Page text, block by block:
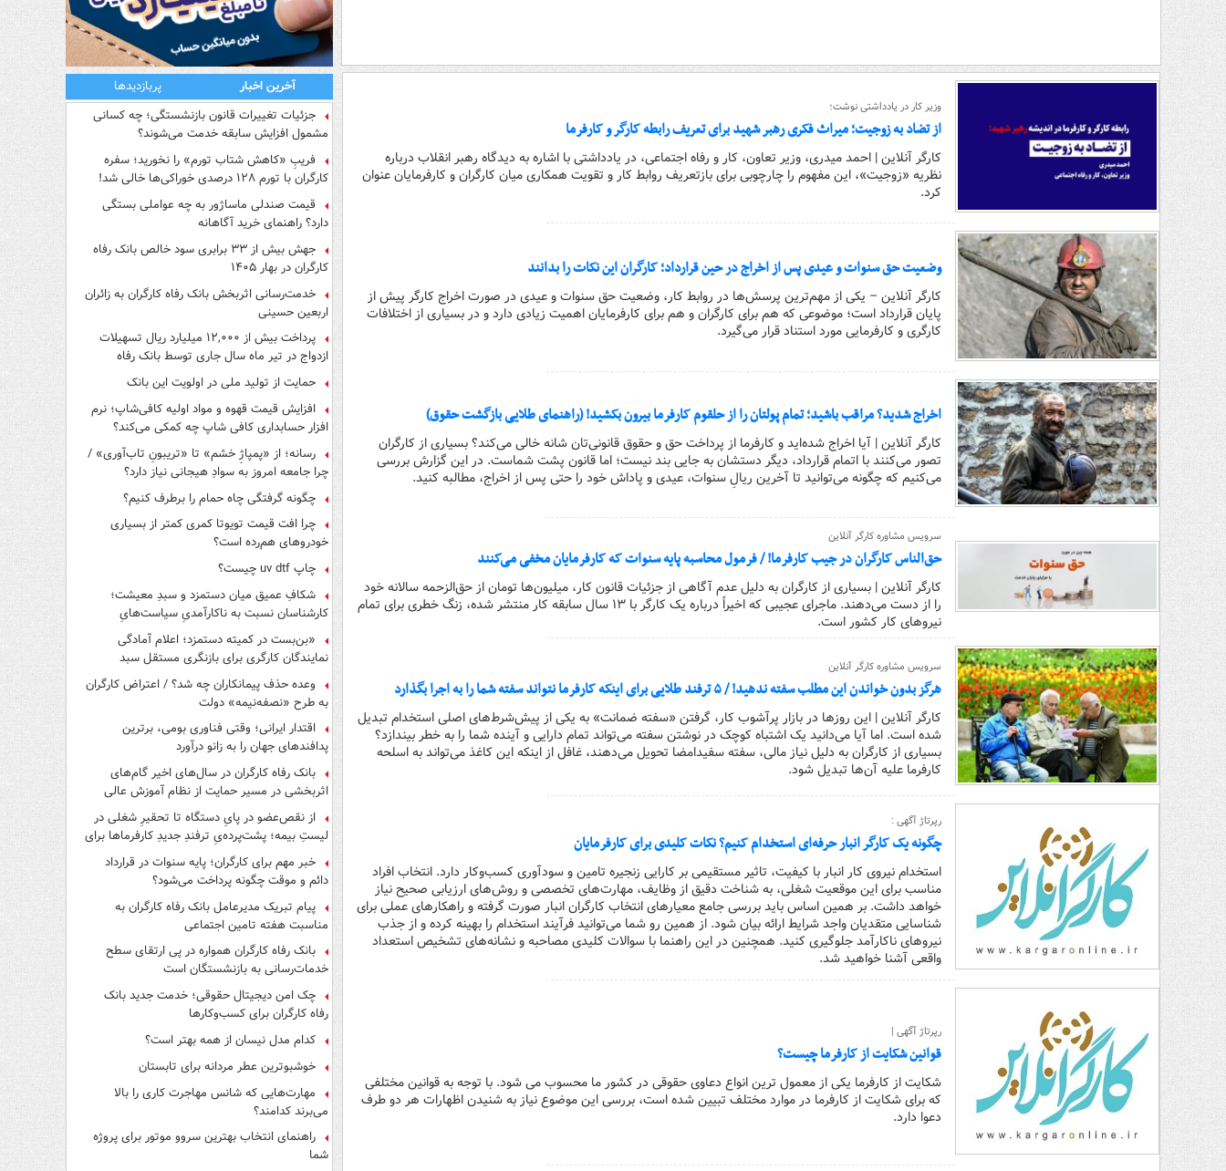
وزیر کار در یادداشتی نوشت؛
از تضاد به زوجیت؛ میراث فکری رهبر شهید برای تعریف رابطه کارگر و کارفرما
کارگر آنلاین | احمد میدری، وزیر تعاون، کار و رفاه اجتماعی، در یادداشتی با اشاره به دیدگاه رهبر انقلاب درباره
نظریه «زوجیت»، این مفهوم را چارچوبی برای بازتعریف روابط کار و تقویت همکاری میان کارگران و کارفرمایان عنوان
کرد.
وضعیت حق سنوات و عیدی پس از اخراج در حین قرارداد؛ کارگران این نکات را بدانند
کارگر آنلاین – یکی از مهم‌ترین پرسش‌ها در روابط کار، وضعیت حق سنوات و عیدی در صورت اخراج کارگر پیش از
پایان قرارداد است؛ موضوعی که هم برای کارگران و هم برای کارفرمایان اهمیت زیادی دارد و در بسیاری از اختلافات
کارگری و کارفرمایی مورد استناد قرار می‌گیرد.
اخراج شدید؟ مراقب باشید؛ تمام پولتان را از حلقوم کارفرما بیرون بکشید! (راهنمای طلایی بازگشت حقوق)
کارگر آنلاین | آیا اخراج شده‌اید و کارفرما از پرداخت حق و حقوق قانونی‌تان شانه خالی می‌کند؟ بسیاری از کارگران
تصور می‌کنند با اتمام قرارداد، دیگر دستشان به جایی بند نیست؛ اما قانون پشت شماست. در این گزارش بررسی
می‌کنیم که چگونه می‌توانید تا آخرین ریالِ سنوات، عیدی و پاداش خود را حتی پس از اخراج، مطالبه کنید.
سرویس مشاوره کارگر آنلاین
حق‌الناس کارگران در جیب کارفرما! / فرمول محاسبه پایه سنوات که کارفرمایان مخفی می‌کنند
کارگر آنلاین | بسیاری از کارگران به دلیل عدم آگاهی از جزئیات قانون کار، میلیون‌ها تومان از حق‌الزحمه سالانه خود
را از دست می‌دهند. ماجرای عجیبی که اخیراً درباره یک کارگر با ۱۳ سال سابقه کار منتشر شده، زنگ خطری برای تمام
نیروهای کار کشور است.
سرویس مشاوره کارگر آنلاین
هرگز بدون خواندن این مطلب سفته ندهید! / ۵ ترفند طلایی برای اینکه کارفرما نتواند سفته شما را به اجرا بگذارد
کارگر آنلاین | این روزها در بازار پرآشوب کار، گرفتن «سفته ضمانت» به یکی از پیش‌شرط‌های اصلی استخدام تبدیل
شده است. اما آیا می‌دانید یک اشتباه کوچک در نوشتن سفته می‌تواند تمام دارایی و آینده شما را به خطر بیندازد؟
بسیاری از کارگران به دلیل نیاز مالی، سفته سفیدامضا تحویل می‌دهند، غافل از اینکه این کاغذ می‌تواند به اسلحه
کارفرما علیه آن‌ها تبدیل شود.
رپرتاژ آگهی :
چگونه یک کارگر انبار حرفه‌ای استخدام کنیم؟ نکات کلیدی برای کارفرمایان
استخدام نیروی کار انبار با کیفیت، تاثیر مستقیمی بر کارایی زنجیره تامین و سودآوری کسب‌وکار دارد. انتخاب افراد
مناسب برای این موقعیت شغلی، به شناخت دقیق از وظایف، مهارت‌های تخصصی و روش‌های ارزیابی صحیح نیاز
خواهد داشت. بر همین اساس باید بررسی جامع معیارهای انتخاب کارگران انبار صورت گرفته و راهکارهای عملی برای
شناسایی متقدیان واجد شرایط ارائه بیان شود. از همین رو شما می‌توانید فرآیند استخدام را بهینه کرده و از جذب
نیروهای ناکارآمد جلوگیری کنید. همچنین در این راهنما با سوالات کلیدی مصاحبه و نشانه‌های تشخیص استعداد
واقعی آشنا خواهید شد.
رپرتاژ آگهی |
قوانین شکایت از کارفرما چیست؟
شکایت از کارفرما یکی از معمول ترین انواع دعاوی حقوقی در کشور ما محسوب می شود. با توجه به قوانین مختلفی
که برای شکایت از کارفرما در موارد مختلف تبیین شده است، بررسی این موضوع نیاز به شنیدن اظهارات هر دو طرف
دعوا دارد.
آخرین اخبار
پربازدیدها
جزئیات تغییرات قانون بازنشستگی؛ چه کسانی
مشمول افزایش سابقه خدمت می‌شوند؟
فریبِ «کاهش شتاب تورم» را نخورید؛ سفره
کارگران با تورم ۱۲۸ درصدی خوراکی‌ها خالی شد!
قیمت صندلی ماساژور به چه عواملی بستگی
دارد؟ راهنمای خرید آگاهانه
جهش بیش از ۳۳ برابری سود خالص بانک رفاه
کارگران در بهار ۱۴۰۵
خدمت‌رسانی اثربخش بانک رفاه کارگران به زائران
اربعین حسینی
پرداخت بیش از ۱۲,۰۰۰ میلیارد ریال تسهیلات
ازدواج در تیر ماه سال جاری توسط بانک رفاه
کارگران
حمایت از تولید ملی در اولویت این بانک
افزایش قیمت قهوه و مواد اولیه کافی‌شاپ؛ نرم
افزار حسابداری کافی شاپ چه کمکی می‌کند؟
رسانه؛ از «پمپاژِ خشم» تا «تریبونِ تاب‌آوری» /
چرا جامعه امروز به سوادِ هیجانی نیاز دارد؟
چگونه گرفتگی چاه حمام را برطرف کنیم؟
چرا افت قیمت تویوتا کمری کمتر از بسیاری
خودروهای هم‌رده است؟
چاپ uv dtf چیست؟
شکافِ عمیق میان دستمزد و سبدِ معیشت؛
کارشناسان نسبت به ناکارآمدیِ سیاست‌هایِ
حمایتی هشدار دادند
«بن‌بست در کمیته دستمزد؛ اعلام آمادگی
نمایندگان کارگری برای بازنگری مستقل سبد
وعده حذف پیمانکاران چه شد؟ / اعتراض کارگران
به طرح «نصفه‌نیمه» دولت
اقتدار ایرانی؛ وقتی فناوری بومی، برترین
پدافندهای جهان را به زانو درآورد
بانک رفاه کارگران در سال‌های اخیر گام‌های
اثربخشی در مسیر حمایت از نظام آموزش عالی
برداشته است
از نقص‌عضو در پایِ دستگاه تا تحقیرِ شغلی در
لیستِ بیمه؛ پشت‌پرده‌یِ ترفندِ جدیدِ کارفرماها برای
فرار از قانون چیست؟
خبر مهم برای کارگران؛ پایه سنوات در قرارداد
دائم و موقت چگونه پرداخت می‌شود؟
پیام تبریک مدیرعامل بانک رفاه کارگران به
مناسبت هفته تامین اجتماعی
بانک رفاه کارگران همواره در پی ارتقای سطح
خدمات‌رسانی به بازنشستگان است
چک امن دیجیتال حقوقی؛ خدمت جدید بانک
رفاه کارگران برای کسب‌وکارها
کدام مدل نیسان از همه بهتر است؟
خوشبوترین عطر مردانه برای تابستان
مهارت‌هایی که شانس مهاجرت کاری را بالا
می‌برند کدامند؟
راهنمای انتخاب بهترین سروو موتور برای پروژه
شما